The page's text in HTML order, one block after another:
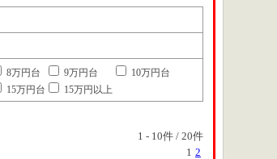
8万円台 9万円台
10万円台
15万円台 15万円以上
1 - 10件 / 20件
1 2